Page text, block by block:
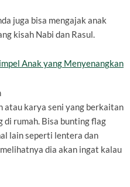
juga bisa mengajak anak
kisah Nabi dan Rasul.
Anak yang Menyenangkan
atau karya seni yang berkaitan
di rumah. Bisa bunting flag
lain seperti lentera dan
dia akan ingat kalau